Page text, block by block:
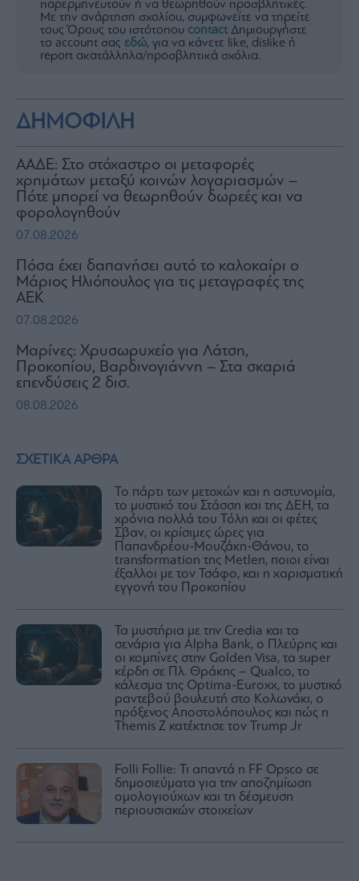
ΣΧΕΤΙΚΑ ΑΡΘΡΑ
Το πάρτι των μετοχών και η αστυνομία,
το μυστικό του Στάσση και της ΔΕΗ, τα
χρόνια πολλά του Τόλη και οι φέτες
Σβαν, οι κρίσιμες ώρες για
Παπανδρέου-Μουζάκη-Θάνου, το
transformation της Metlen, ποιοι είναι
έξαλλοι με τον Τσάφο, και η χαρισματική
εγγονή του Προκοπίου
Τα μυστήρια με την Credia και τα
σενάρια για Alpha Bank, o Πλεύρης και
οι κομπίνες στην Golden Visa, τα super
κέρδη σε Πλ. Θράκης – Qualco, το
κάλεσμα της Optima-Euroxx, το μυστικό
ραντεβού βουλευτή στο Κολωνάκι, ο
πρόξενος Αποστολόπουλος και πώς η
Themis Z κατέκτησε τον Trump Jr
Folli Follie: Τι απαντά η FF Opsco σε
δημοσιεύματα για την αποζημίωση
ομολογιούχων και τη δέσμευση
περιουσιακών στοιχείων
παρερμηνευτούν ή να θεωρηθούν προσβλητικές.
Με την ανάρτηση σχολίου, συμφωνείτε να τηρείτε
τους Όρους του ιστότοπου contactΔημιουργήστε
το account σας εδώ, για να κάνετε like, dislike ή
report ακατάλληλα/προσβλητικά σχόλια.
ΔΗΜΟΦΙΛΗ
ΑΑΔΕ: Στο στόχαστρο οι μεταφορές
χρημάτων μεταξύ κοινών λογαριασμών –
Πότε μπορεί να θεωρηθούν δωρεές και να
φορολογηθούν
07.08.2026
Πόσα έχει δαπανήσει αυτό το καλοκαίρι ο
Μάριος Ηλιόπουλος για τις μεταγραφές της
ΑΕΚ
07.08.2026
Μαρίνες: Χρυσωρυχείο για Λάτση,
Προκοπίου, Βαρδινογιάννη – Στα σκαριά
επενδύσεις 2 δισ.
08.08.2026